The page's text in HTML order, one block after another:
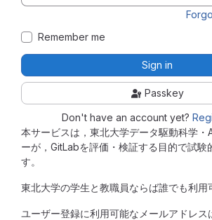
本サービスは，東北大学データ駆動科学・
ーが，GitLabを評価・検証する目的で試験
す。
東北大学の学生と教職員ならば誰でも利用
ユーザー登録に利用可能なメールアドレス
Remember me
Sign in
Passkey
Don't have an account yet?